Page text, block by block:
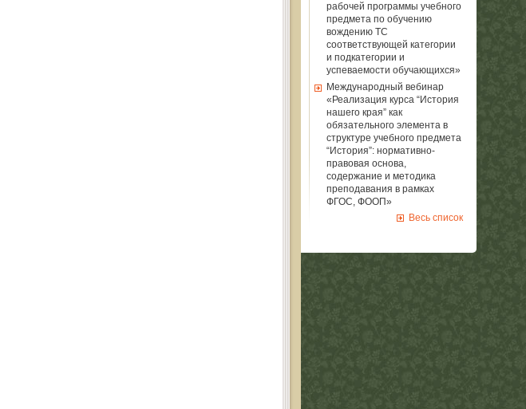
рабочей программы учебного
предмета по обучению
вождению ТС
соответствующей категории
и подкатегории и
успеваемости обучающихся»
Международный вебинар
«Реализация курса “История
нашего края” как
обязательного элемента в
структуре учебного предмета
“История”: нормативно-
правовая основа,
содержание и методика
преподавания в рамках
ФГОС, ФООП»
Весь список